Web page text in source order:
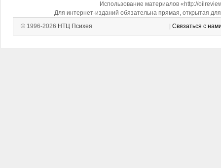
Использование материалов «http://
Для интернет-изданий обязательна прямая, открытая
© 1996-2026 НТЦ Психея Связаться с